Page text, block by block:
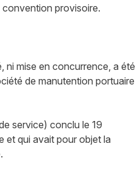
convention provisoire.
ni mise en concurrence, a été
de manutention portuaire
service) conclu le 19
et qui avait pour objet la